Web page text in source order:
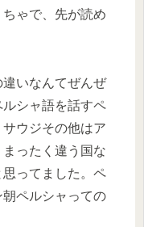
ゃで、先が読め
いなんてぜんぜ
シャ語を話すペ
ウジその他はア
ったく違う国な
ってました。ペ
ペルシャっての